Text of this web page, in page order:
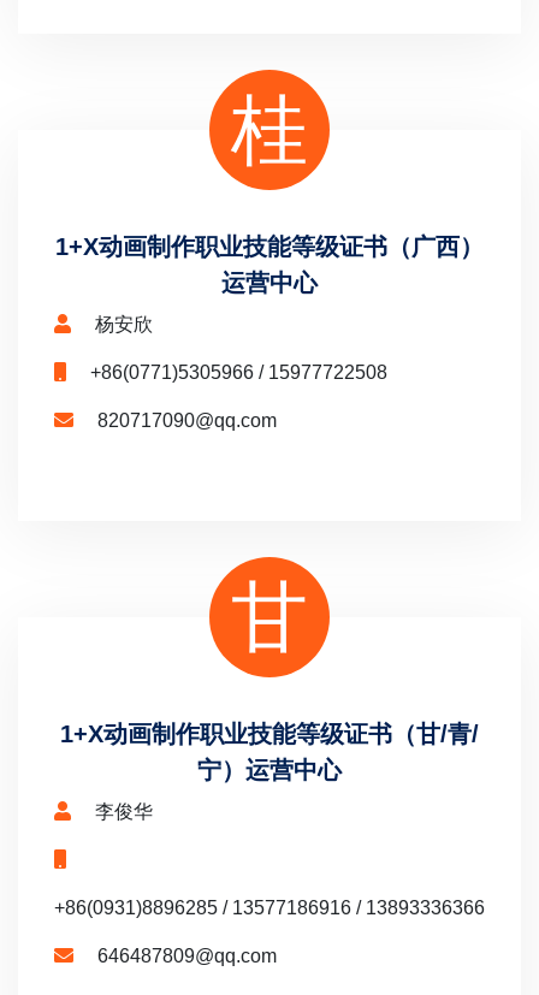
桂
1+X动画制作职业技能等级证书（广西）
运营中心
杨安欣
+86(0771)5305966 / 15977722508
820717090@qq.com
甘
1+X动画制作职业技能等级证书（甘/青/
宁）运营中心
李俊华
+86(0931)8896285 / 13577186916 / 13893336366
646487809@qq.com